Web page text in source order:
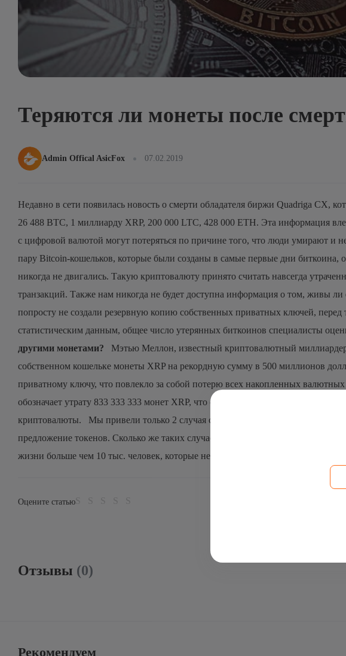
Теряются ли монеты после
Admin Offical AsicFox 07.02.2019
Недавно в сети появилась новость о смерти обладателя биржи Quadriga CX,
26 488 BTC, 1 миллиарду XRP, 200 000 LTC, 428 000 ETH. Эта информация
с цифровой валютой могут потеряться по причине того, что люди умирают и
пару Bitcoin-кошельков, которые были созданы в самые первые дни биткоина,
никогда не двигались. Такую криптовалюту принято считать навсегда
транзакций. Также нам никогда не будет доступна информация о том, живы ли
попросту не создали резервную копию собственных приватных ключей,
статистическим данным, общее число утерянных биткоинов специалисты
другими монетами? Мэтью Меллон, известный криптовалютный
собственном кошельке монеты XRP на рекордную сумму в 500 миллионов
приватному ключу, что повлекло за собой потерю всех накопленных
обозначает утрату 833 333 333 монет XRP, что однозначно окажет
криптовалюты. Мы привели только 2 случая смертей обладателей «цифрового
предложение токенов. Сколько же таких случаев может быть? Отталкиваясь
жизни больше чем 10 тыс. человек, которые не оставляют свои приватные
Оцените статью
Отзывы (0)
Рекомендуем